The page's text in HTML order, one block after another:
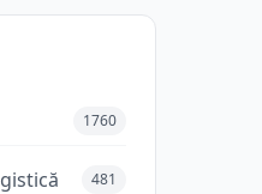
1760
481